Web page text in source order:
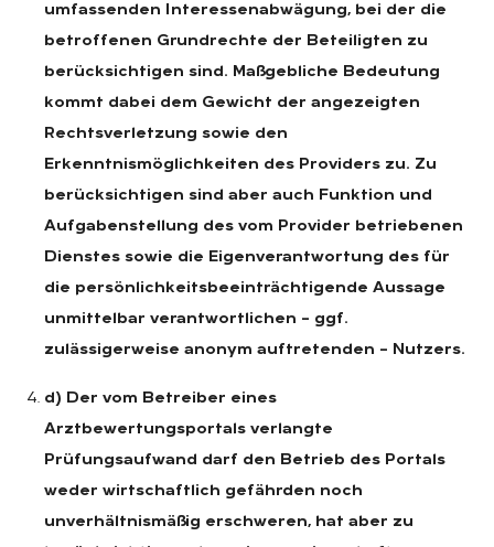
umfassenden Interessenabwägung, bei der die
betroffenen Grundrechte der Beteiligten zu
berücksichtigen sind. Maßgebliche Bedeutung
kommt dabei dem Gewicht der angezeigten
Rechtsverletzung sowie den
Erkenntnismöglichkeiten des Providers zu. Zu
berücksichtigen sind aber auch Funktion und
Aufgabenstellung des vom Provider betriebenen
Dienstes sowie die Eigenverantwortung des für
die persönlichkeitsbeeinträchtigende Aussage
unmittelbar verantwortlichen – ggf.
zulässigerweise anonym auftretenden – Nutzers.
d) Der vom Betreiber eines
Arztbewertungsportals verlangte
Prüfungsaufwand darf den Betrieb des Portals
weder wirtschaftlich gefährden noch
unverhältnismäßig erschweren, hat aber zu